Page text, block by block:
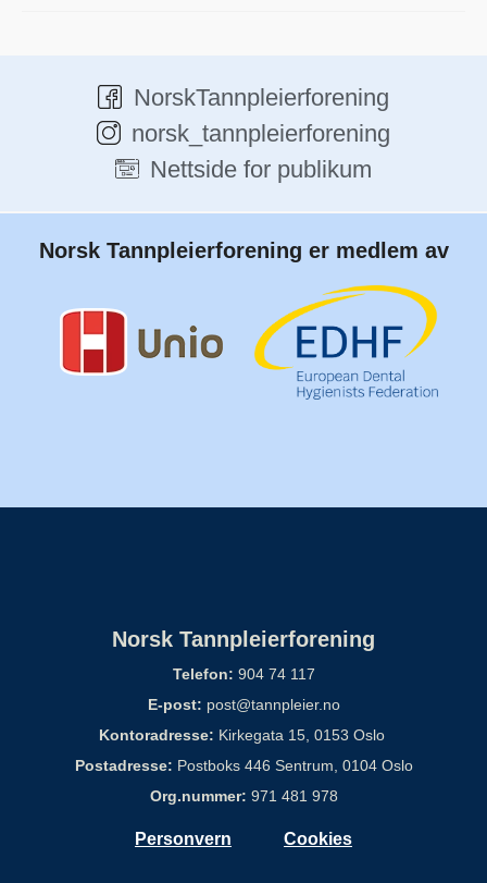
NorskTannpleierforening
norsk_tannpleierforening
Nettside for publikum
Norsk Tannpleierforening er medlem av
Norsk Tannpleierforening
Telefon: 904 74 117
E-post: post@tannpleier.no
Kontoradresse: Kirkegata 15, 0153 Oslo
Postadresse: Postboks 446 Sentrum, 0104 Oslo
Org.nummer: 971 481 978
Personvern Cookies